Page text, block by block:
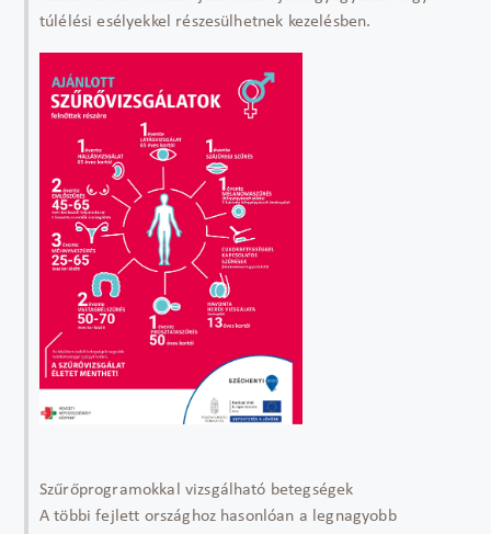
túlélési esélyekkel részesülhetnek kezelésben.
Szűrőprogramokkal vizsgálható betegségek
A többi fejlett országhoz hasonlóan a legnagyobb